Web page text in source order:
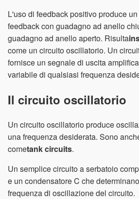
L'uso di feedback positivo produce
feedback con guadagno ad anello
guadagno ad anello aperto. Risulta
come un circuito oscillatorio. Un
fornisce un segnale di uscita
variabile di qualsiasi frequenza
Il circuito oscillatorio
Un circuito oscillatorio produce
una frequenza desiderata. Sono
cometank circuits.
Un semplice circuito a serbatoio
e un condensatore C che
frequenza di oscillazione del circuito.